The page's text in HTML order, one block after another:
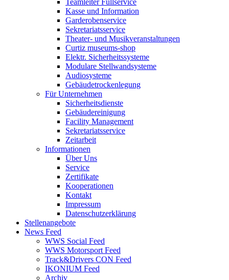
Teamleiter Fullservice
Kasse und Information
Garderobenservice
Sekretariatsservice
Theater- und Musikveranstaltungen
Curtiz museums-shop
Elektr. Sicherheitssysteme
Modulare Stellwandsysteme
Audiosysteme
Gebäudetrockenlegung
Für Unternehmen
Sicherheitsdienste
Gebäudereinigung
Facility Management
Sekretariatsservice
Zeitarbeit
Informationen
Über Uns
Service
Zertifikate
Kooperationen
Kontakt
Impressum
Datenschutzerklärung
Stellenangebote
News Feed
WWS Social Feed
WWS Motorsport Feed
Track&Drivers CON Feed
IKONIUM Feed
Archiv